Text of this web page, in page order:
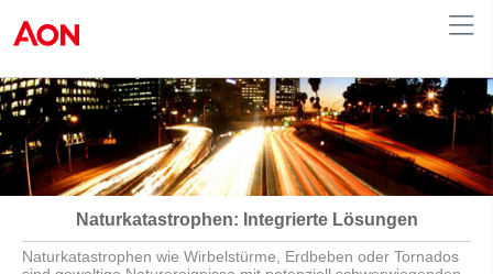
Austria
Naturkatastrophen: Integrierte Lösungen
Naturkatastrophen wie Wirbelstürme, Erdbeben oder Tornados